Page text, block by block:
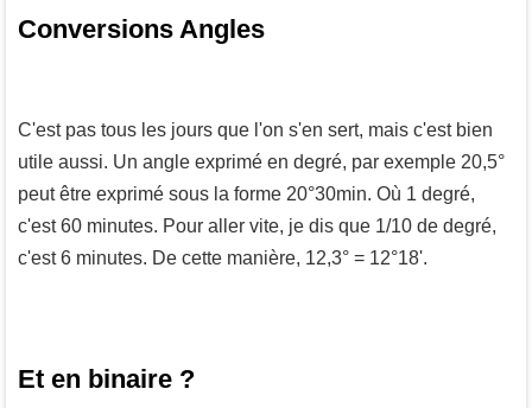
Conversions Angles
C'est pas tous les jours que l'on s'en sert, mais c'est bien
utile aussi. Un angle exprimé en degré, par exemple 20,5°
peut être exprimé sous la forme 20°30min. Où 1 degré,
c'est 60 minutes. Pour aller vite, je dis que 1/10 de degré,
c'est 6 minutes. De cette manière, 12,3° = 12°18'.
Et en binaire ?